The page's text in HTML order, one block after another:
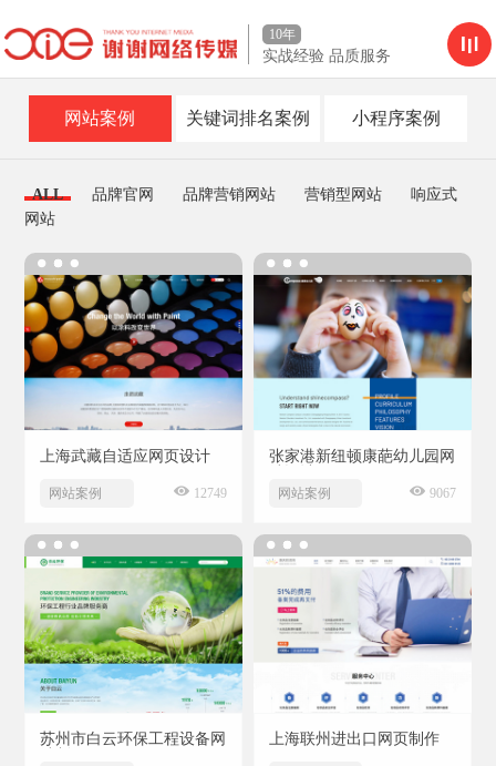
10年
实战经验 品质服务
网站案例 关键词排名案例 小程序案例
ALL 品牌官网 品牌营销网站 营销型网站
响应式
网站
上海武藏自适应网页设计
网站案例 12749
张家港新纽顿康葩幼儿园网
网站案例 9067
苏州市白云环保工程设备网
上海联州进出口网页制作